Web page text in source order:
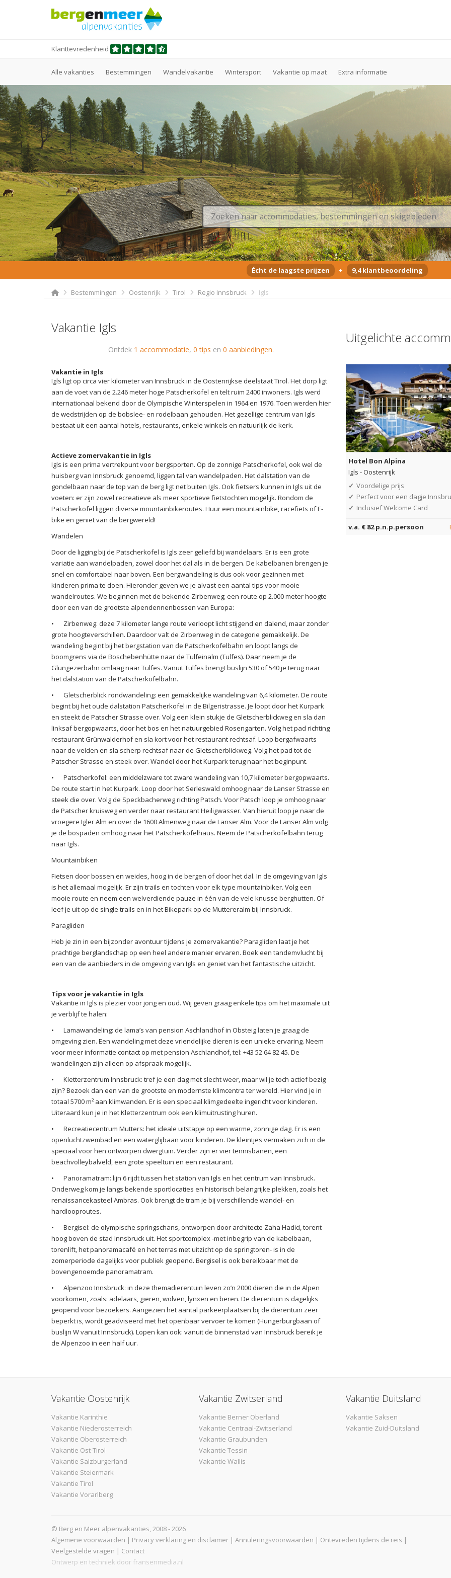
Klanttevredenheid
Alle vakanties Bestemmingen Wandelvakantie Wintersport Vakantie op maat Extra informatie
Écht de laagste prijzen + 9,4 klantbeoordeling
Bestemmingen Oostenrijk Tirol Regio Innsbruck Igls
Vakantie Igls
Ontdek 1 accommodatie, 0 tips en 0 aanbiedingen.
Vakantie in Igls
Igls ligt op circa vier kilometer van Innsbruck in de Oostenrijkse deelstaat Tirol. Het dorp ligt
aan de voet van de 2.246 meter hoge Patscherkofel en telt ruim 2400 inwoners. Igls werd
internationaal bekend door de Olympische Winterspelen in 1964 en 1976. Toen werden hier
de wedstrijden op de bobslee- en rodelbaan gehouden. Het gezellige centrum van Igls
bestaat uit een aantal hotels, restaurants, enkele winkels en natuurlijk de kerk.
Actieve zomervakantie in Igls
Igls is een prima vertrekpunt voor bergsporten. Op de zonnige Patscherkofel, ook wel de
huisberg van Innsbruck genoemd, liggen tal van wandelpaden. Het dalstation van de
gondelbaan naar de top van de berg ligt net buiten Igls. Ook fietsers kunnen in Igls uit de
voeten: er zijn zowel recreatieve als meer sportieve fietstochten mogelijk. Rondom de
Patscherkofel liggen diverse mountainbikeroutes. Huur een mountainbike, racefiets of E-
bike en geniet van de bergwereld!
Wandelen
Door de ligging bij de Patscherkofel is Igls zeer geliefd bij wandelaars. Er is een grote
variatie aan wandelpaden, zowel door het dal als in de bergen. De kabelbanen brengen je
snel en comfortabel naar boven. Een bergwandeling is dus ook voor gezinnen met
kinderen prima te doen. Hieronder geven we je alvast een aantal tips voor mooie
wandelroutes. We beginnen met de bekende Zirbenweg; een route op 2.000 meter hoogte
door een van de grootste alpendennenbossen van Europa:
•
Zirbenweg: deze 7 kilometer lange route verloopt licht stijgend en dalend, maar zonder
grote hoogteverschillen. Daardoor valt de Zirbenweg in de categorie gemakkelijk. De
wandeling begint bij het bergstation van de Patscherkofelbahn en loopt langs de
boomgrens via de Boschebenhütte naar de Tulfeinalm (Tulfes). Daar neem je de
Glungezerbahn omlaag naar Tulfes. Vanuit Tulfes brengt buslijn 530 of 540 je terug naar
het dalstation van de Patscherkofelbahn.
•
Gletscherblick rondwandeling: een gemakkelijke wandeling van 6,4 kilometer. De route
begint bij het oude dalstation Patscherkofel in de Bilgeristrasse. Je loopt door het Kurpark
en steekt de Patscher Strasse over. Volg een klein stukje de Gletscherblickweg en sla dan
linksaf bergopwaarts, door het bos en het natuurgebied Rosengarten. Volg het pad richting
restaurant Grünwalderhof en sla kort voor het restaurant rechtsaf. Loop bergafwaarts
naar de velden en sla scherp rechtsaf naar de Gletscherblickweg. Volg het pad tot de
Patscher Strasse en steek over. Wandel door het Kurpark terug naar het beginpunt.
•
Patscherkofel: een middelzware tot zware wandeling van 10,7 kilometer bergopwaarts.
De route start in het Kurpark. Loop door het Serleswald omhoog naar de Lanser Strasse en
steek die over. Volg de Speckbacherweg richting Patsch. Voor Patsch loop je omhoog naar
de Patscher kruisweg en verder naar restaurant Heiligwasser. Van hieruit loop je naar de
vroegere Igler Alm en over de 1600 Almenweg naar de Lanser Alm. Voor de Lanser Alm volg
je de bospaden omhoog naar het Patscherkofelhaus. Neem de Patscherkofelbahn terug
naar Igls.
Mountainbiken
Fietsen door bossen en weides, hoog in de bergen of door het dal. In de omgeving van Igls
is het allemaal mogelijk. Er zijn trails en tochten voor elk type mountainbiker. Volg een
mooie route en neem een welverdiende pauze in één van de vele knusse berghutten. Of
leef je uit op de single trails en in het Bikepark op de Muttereralm bij Innsbruck.
Paragliden
Heb je zin in een bijzonder avontuur tijdens je zomervakantie? Paragliden laat je het
prachtige berglandschap op een heel andere manier ervaren. Boek een tandemvlucht bij
een van de aanbieders in de omgeving van Igls en geniet van het fantastische uitzicht.
Tips voor je vakantie in Igls
Vakantie in Igls is plezier voor jong en oud. Wij geven graag enkele tips om het maximale uit
je verblijf te halen:
•
Lamawandeling: de lama’s van pension Aschlandhof in Obsteig laten je graag de
omgeving zien. Een wandeling met deze vriendelijke dieren is een unieke ervaring. Neem
voor meer informatie contact op met pension Aschlandhof, tel: +43 52 64 82 45. De
wandelingen zijn alleen op afspraak mogelijk.
•
Kletterzentrum Innsbruck: tref je een dag met slecht weer, maar wil je toch actief bezig
zijn? Bezoek dan een van de grootste en modernste klimcentra ter wereld. Hier vind je in
totaal 5700 m² aan klimwanden. Er is een speciaal klimgedeelte ingericht voor kinderen.
Uiteraard kun je in het Kletterzentrum ook een klimuitrusting huren.
•
Recreatiecentrum Mutters: het ideale uitstapje op een warme, zonnige dag. Er is een
openluchtzwembad en een waterglijbaan voor kinderen. De kleintjes vermaken zich in de
speciaal voor hen ontworpen dwergtuin. Verder zijn er vier tennisbanen, een
beachvolleybalveld, een grote speeltuin en een restaurant.
•
Panoramatram: lijn 6 rijdt tussen het station van Igls en het centrum van Innsbruck.
Onderweg kom je langs bekende sportlocaties en historisch belangrijke plekken, zoals het
renaissancekasteel Ambras. Ook brengt de tram je bij verschillende wandel- en
hardlooproutes.
•
Bergisel: de olympische springschans, ontworpen door architecte Zaha Hadid, torent
hoog boven de stad Innsbruck uit. Het sportcomplex -met inbegrip van de kabelbaan,
torenlift, het panoramacafé en het terras met uitzicht op de springtoren- is in de
zomerperiode dagelijks voor publiek geopend. Bergisel is ook bereikbaar met de
bovengenoemde panoramatram.
•
Alpenzoo Innsbruck: in deze themadierentuin leven zo’n 2000 dieren die in de Alpen
voorkomen, zoals: adelaars, gieren, wolven, lynxen en beren. De dierentuin is dagelijks
geopend voor bezoekers. Aangezien het aantal parkeerplaatsen bij de dierentuin zeer
beperkt is, wordt geadviseerd met het openbaar vervoer te komen (Hungerburgbaan of
buslijn W vanuit Innsbruck). Lopen kan ook: vanuit de binnenstad van Innsbruck bereik je
de Alpenzoo in een half uur.
Uitgelichte
Hotel Bon Alpina
Igls -Oostenrijk
✓ Voordelige prijs
✓ Perfect voor een dagje
✓ Inclusief Welcome Card
v.a. € 82 p.n.p.persoon
Vakantie Oostenrijk
Vakantie Karinthie
Vakantie Niederosterreich
Vakantie Oberosterreich
Vakantie Ost-Tirol
Vakantie Salzburgerland
Vakantie Steiermark
Vakantie Tirol
Vakantie Vorarlberg
Vakantie Zwitserland
Vakantie Berner Oberland
Vakantie Centraal-Zwitserland
Vakantie Graubunden
Vakantie Tessin
Vakantie Wallis
Vakantie Duitsland
Vakantie Saksen
Vakantie Zuid-Duitsland
© Berg en Meer alpenvakanties, 2008 - 2026
Algemene voorwaarden | Privacy verklaring en disclaimer | Annuleringsvoorwaarden | Ontevreden tijdens de reis |
Veelgestelde vragen | Contact
Ontwerp en techniek door fransenmedia.nl